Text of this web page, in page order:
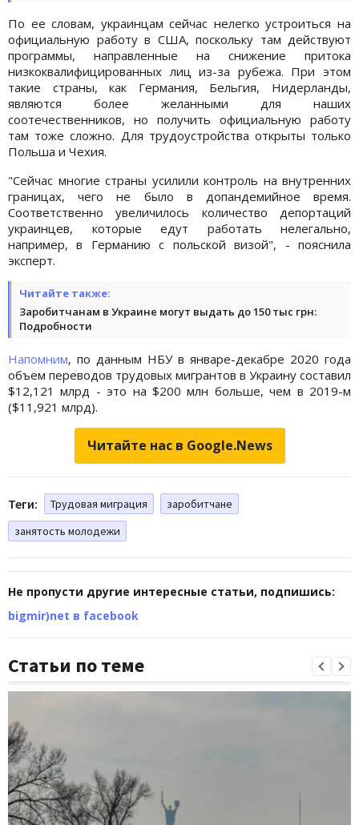
По ее словам, украинцам сейчас нелегко устроиться на
официальную работу в США, поскольку там действуют
программы, направленные на снижение притока
низкоквалифицированных лиц из-за рубежа. При этом
такие страны, как Германия, Бельгия, Нидерланды,
являются более желанными для наших
соотечественников, но получить официальную работу
там тоже сложно. Для трудоустройства открыты только
Польша и Чехия.
"Сейчас многие страны усилили контроль на внутренних
границах, чего не было в допандемийное время.
Соответственно увеличилось количество депортаций
украинцев, которые едут работать нелегально,
например, в Германию с польской визой", - пояснила
эксперт.
Читайте также:
Заробитчанам в Украине могут выдать до 150 тыс грн:
Подробности
Напомним, по данным НБУ в январе-декабре 2020 года
объем переводов трудовых мигрантов в Украину составил
$12,121 млрд - это на $200 млн больше, чем в 2019-м
($11,921 млрд).
Читайте нас в Google.News
Теги: Трудовая миграция
заробитчане
занятость молодежи
Не пропусти другие интересные статьи, подпишись:
bigmir)net в facebook
Статьи по теме